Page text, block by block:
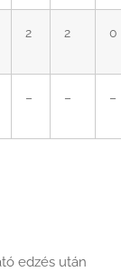
2 2 0
– – –
edzés után